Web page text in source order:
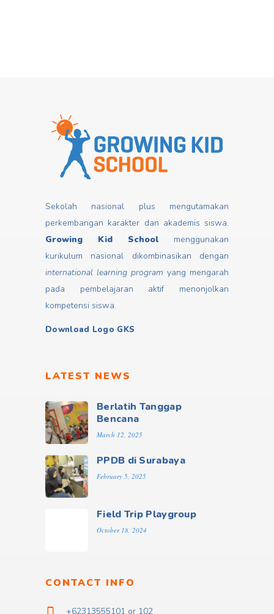
Sekolah nasional plus mengutamakan
perkembangan karakter dan akademis siswa.
Growing Kid School menggunakan
kurikulum nasional dikombinasikan dengan
international learning program yang mengarah
pada pembelajaran aktif menonjolkan
kompetensi siswa.
Download Logo GKS
LATEST NEWS
Berlatih Tanggap
Bencana
March 12, 2025
PPDB di Surabaya
February 5, 2025
Field Trip Playgroup
October 18, 2024
CONTACT INFO
+62313555101 or 102